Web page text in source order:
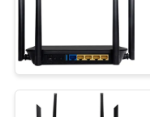
KIỂM
SOÁT
CHẤT
LƯỢNG